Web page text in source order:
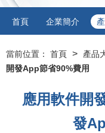
首頁 企業簡介
當前位置： 首頁 > 產品
開發App節省90%費用
應用軟件開
發